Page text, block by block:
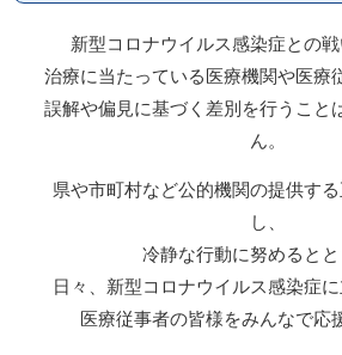
新型コロナウイルス感染症との戦
治療に当たっている医療機関や医療
誤解や偏見に基づく差別を行うこと
ん。
県や市町村など公的機関の提供す
し、
冷静な行動に努めるとと
日々、新型コロナウイルス感染症
医療従事者の皆様をみんなで応